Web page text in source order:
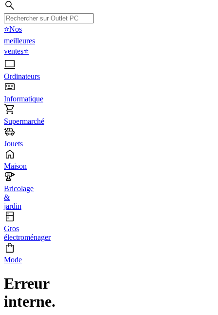
⭐Nos
meilleures
ventes⭐
Ordinateurs
Informatique
Supermarché
Jouets
Maison
Bricolage
&
jardin
Gros
électroménager
Mode
Erreur
interne.